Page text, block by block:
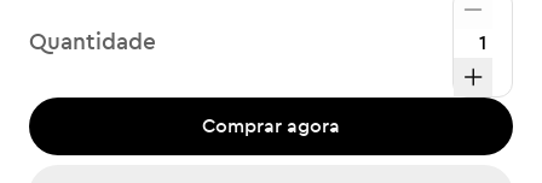
Quantidade
Comprar agora